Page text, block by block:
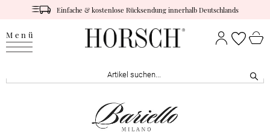
Einfache & kostenlose Rücksendung innerhalb Deutschlands
Menü